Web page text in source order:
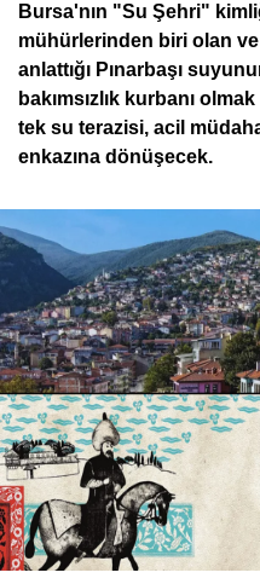
Bursa'nın "Su Şehri"
mühürlerinden biri olan
anlattığı Pınarbaşı
bakımsızlık kurbanı
tek su terazisi, acil
enkazına dönüşecek.